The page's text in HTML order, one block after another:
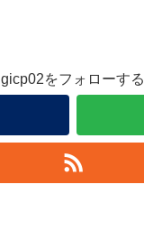
gicp02をフォローする